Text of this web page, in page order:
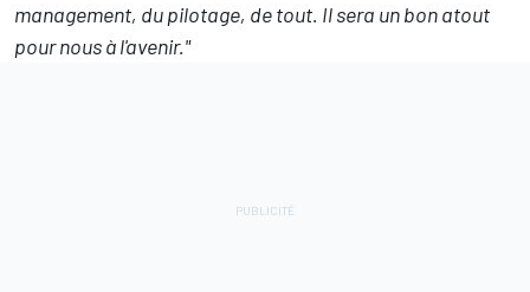
management, du pilotage, de tout. Il sera un bon atout
pour nous à l'avenir."